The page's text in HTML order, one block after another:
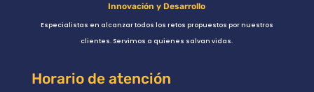
Innovación y Desarrollo
Especialistas en alcanzar todos los retos propuestos por nuestros
clientes. Servimos a quienes salvan vidas.
Horario de atención